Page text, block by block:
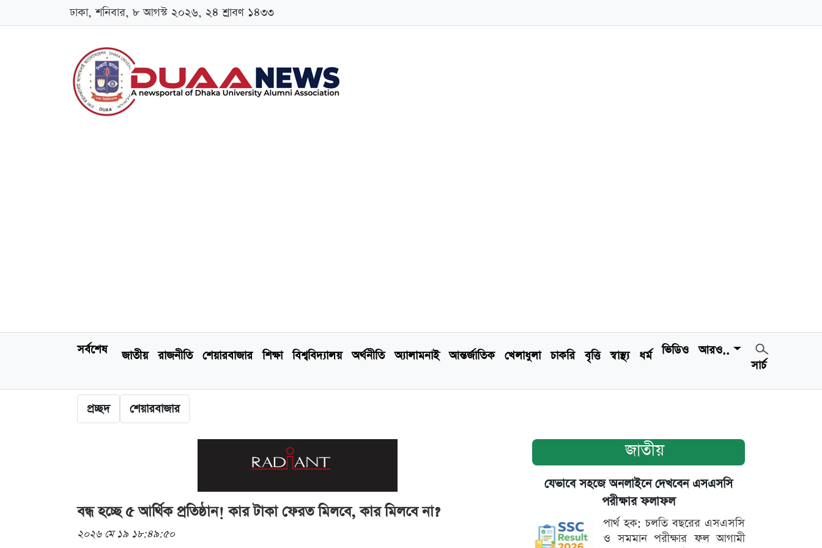
ঢাকা, শনিবার, ৮ আগস্ট ২০২৬, ২৪ শ্রাবণ ১৪৩৩
সর্বশেষ জাতীয় রাজনীতি শেয়ারবাজার শিক্ষা বিশ্ববিদ্যালয় অর্থনীতি অ্যালামনাই আন্তর্জাতিক খেলাধুলা চাকরি বৃত্তি স্বাস্থ্য ধর্ম ভিডিও
আরও..
সার্চ
প্রচ্ছদ শেয়ারবাজার
বন্ধ হচ্ছে ৫ আর্থিক প্রতিষ্ঠান! কার টাকা ফেরত মিলবে, কার মিলবে না?
২০২৬ মে ১৯ ১৮:৪৯:৫০
জাতীয়
যেভাবে সহজে অনলাইনে দেখবেন এসএসসি
পরীক্ষার ফলাফল
পার্থ হক: চলতি বছরের এসএসসি
ও সমমান পরীক্ষার ফল আগামী